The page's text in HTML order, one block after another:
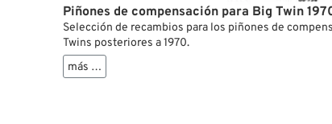
Piñones de compensación para Big Twin
Selección de recambios para los piñones de
Twins posteriores a 1970.
más …